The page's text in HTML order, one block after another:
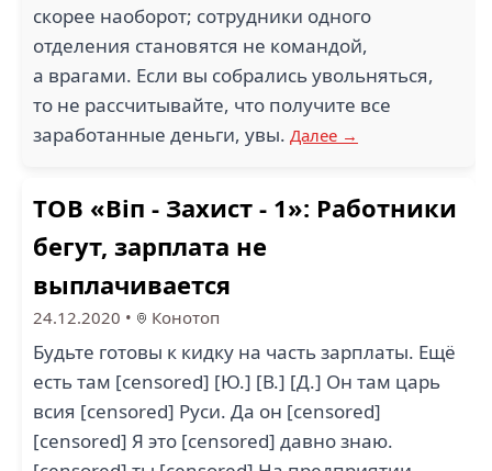
скорее наоборот; сотрудники одного
отделения становятся не командой,
а врагами. Если вы собрались увольняться,
то не рассчитывайте, что получите все
заработанные деньги, увы. Далее →
ТОВ «Віп - Захист - 1»: Работники
бегут, зарплата не
выплачивается
24.12.2020 • Конотоп
Будьте готовы к кидку на часть зарплаты. Ещё
есть там [censored] [Ю.] [В.] [Д.] Он там царь
всия [censored] Руси. Да он [censored]
[censored] Я это [censored] давно знаю.